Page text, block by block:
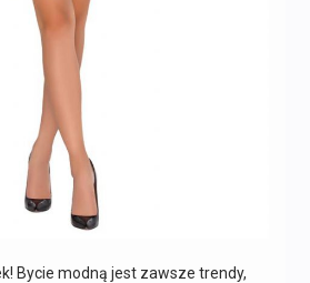
Bycie modną jest zawsze trendy,